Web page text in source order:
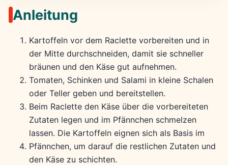
Anleitung
Kartoffeln vor dem Raclette vorbereiten und in
der Mitte durchschneiden, damit sie schneller
bräunen und den Käse gut aufnehmen.
Tomaten, Schinken und Salami in kleine Schalen
oder Teller geben und bereitstellen.
Beim Raclette den Käse über die vorbereiteten
Zutaten legen und im Pfännchen schmelzen
lassen. Die Kartoffeln eignen sich als Basis im
Pfännchen, um darauf die restlichen Zutaten und
den Käse zu schichten.